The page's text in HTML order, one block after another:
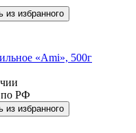
«Ami», 500г
по РФ